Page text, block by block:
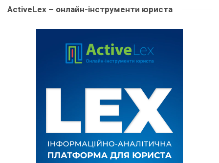
ActiveLex – онлайн-інструменти юриста